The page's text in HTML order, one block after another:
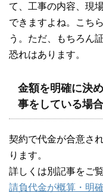
て、工事の内容、現
できますよね。こち
う。ただ、もちろん
恐れはあります。
金額を明確に決
事をしている場合
契約で代金が合意さ
ります。
詳しくは別記事をご
請負代金が概算・明